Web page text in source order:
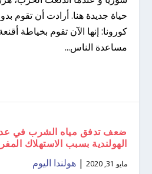
حياة جديدة هنا. أرادت أن تقوم
كورونا: إنها الآن تقوم بخياطة
مساعدة الناس...
ضعف تدفق مياه الشرب في
الهولندية بسبب الاستهلاك
مايو 31, 2020 |هولندا اليوم